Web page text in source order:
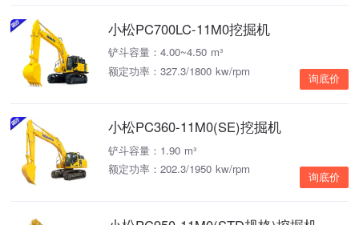
小松PC700LC-11M0挖掘机
铲斗容量：4.00~4.50 m³
额定功率：327.3/1800 kw/rpm
询底价
小松PC360-11M0(SE)挖掘机
铲斗容量：1.90 m³
额定功率：202.3/1950 kw/rpm
询底价